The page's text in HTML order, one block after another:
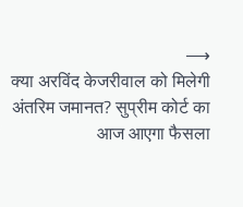
क्या अरविंद केजरीवाल को मिलेगी
अंतरिम जमानत? सुप्रीम कोर्ट का
आज आएगा फैसला
⟶